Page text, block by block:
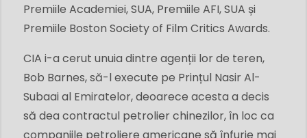
Premiile Academiei, SUA, Premiile AFI, SUA și
Premiile Boston Society of Film Critics Awards.
CIA i-a cerut unuia dintre agenții lor de teren,
Bob Barnes, să-l execute pe Prințul Nasir Al-
Subaai al Emiratelor, deoarece acesta a decis
să dea contractul petrolier chinezilor, în loc ca
companiile petroliere americane să înfurie mai